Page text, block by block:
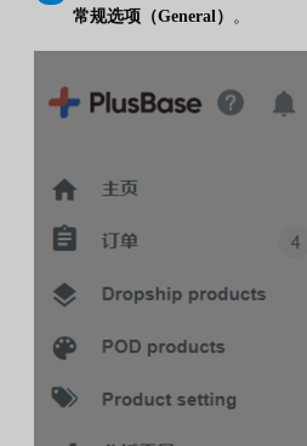
常规选项（General）
。